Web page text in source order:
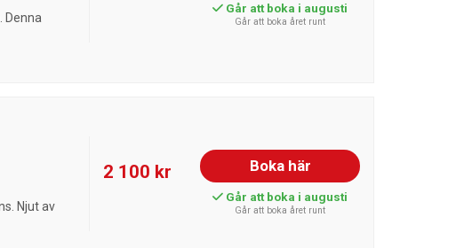
Denna
Går att boka i augusti
Går att boka året runt
Njut av
2 100 kr Boka här
Går att boka i augusti
Går att boka året runt